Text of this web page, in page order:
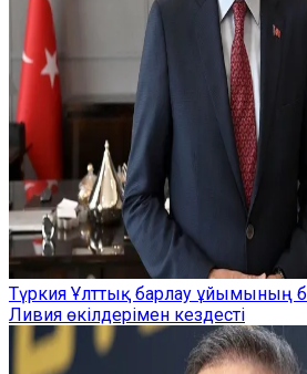
Түркия Ұлттық барлау ұйымының
Ливия өкілдерімен кездесті